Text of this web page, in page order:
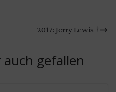
2017: Jerry Lewis †
gefallen